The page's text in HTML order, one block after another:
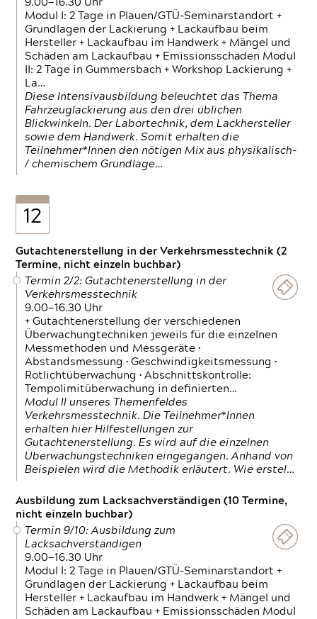
9.00—16.30 Uhr
Modul I: 2 Tage in Plauen/GTÜ-Seminarstandort +
Grundlagen der Lackierung + Lackaufbau beim
Hersteller + Lackaufbau im Handwerk + Mängel und
Schäden am Lackaufbau + Emissionsschäden Modul
II: 2 Tage in Gummersbach + Workshop Lackierung +
La…
Diese Intensivausbildung beleuchtet das Thema
Fahrzeuglackierung aus den drei üblichen
Blickwinkeln. Der Labortechnik, dem Lackhersteller
sowie dem Handwerk. Somit erhalten die
Teilnehmer*Innen den nötigen Mix aus physikalisch-
/ chemischem Grundlage…
12
Gutachtenerstellung in der Verkehrsmesstechnik (2
Termine, nicht einzeln buchbar)
Termin 2/2: Gutachtenerstellung in der
Verkehrsmesstechnik
9.00—16.30 Uhr
+ Gutachtenerstellung der verschiedenen
Überwachungtechniken jeweils für die einzelnen
Messmethoden und Messgeräte •
Abstandsmessung • Geschwindigkeitsmessung •
Rotlichtüberwachung • Abschnittskontrolle:
Tempolimitüberwachung in definierten…
Modul II unseres Themenfeldes
Verkehrsmesstechnik. Die Teilnehmer*Innen
erhalten hier Hilfestellungen zur
Gutachtenerstellung. Es wird auf die einzelnen
Überwachungstechniken eingegangen. Anhand von
Beispielen wird die Methodik erläutert. Wie erstel…
Ausbildung zum Lacksachverständigen (10 Termine,
nicht einzeln buchbar)
Termin 9/10: Ausbildung zum
Lacksachverständigen
9.00—16.30 Uhr
Modul I: 2 Tage in Plauen/GTÜ-Seminarstandort +
Grundlagen der Lackierung + Lackaufbau beim
Hersteller + Lackaufbau im Handwerk + Mängel und
Schäden am Lackaufbau + Emissionsschäden Modul